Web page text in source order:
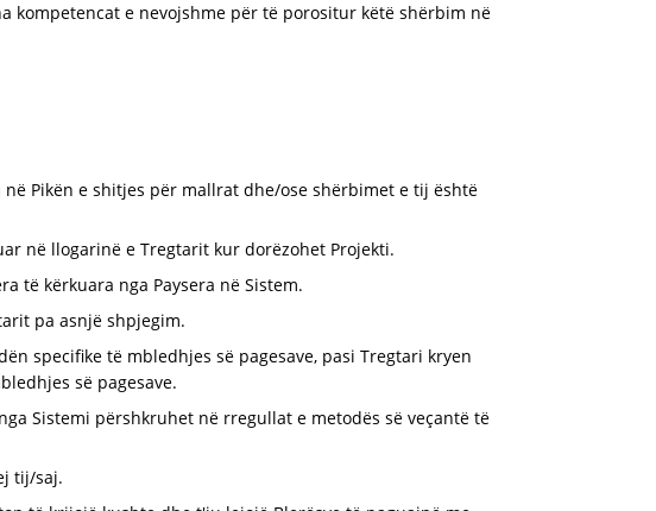
kompetencat e nevojshme për të porositur këtë shërbim në
Pikën e shitjes për mallrat dhe/ose shërbimet e tij është
në llogarinë e Tregtarit kur dorëzohet Projekti.
të kërkuara nga Paysera në Sistem.
pa asnjë shpjegim.
specifike të mbledhjes së pagesave, pasi Tregtari kryen
së pagesave.
Sistemi përshkruhet në rregullat e metodës së veçantë të
tij/saj.